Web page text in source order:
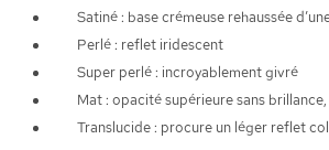
Satiné : base crémeuse rehaussée
Perlé : reflet iridescent
Super perlé : incroyablement givré
Mat : opacité supérieure sans
Translucide : procure un léger reflet